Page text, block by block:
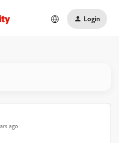
Login
ago